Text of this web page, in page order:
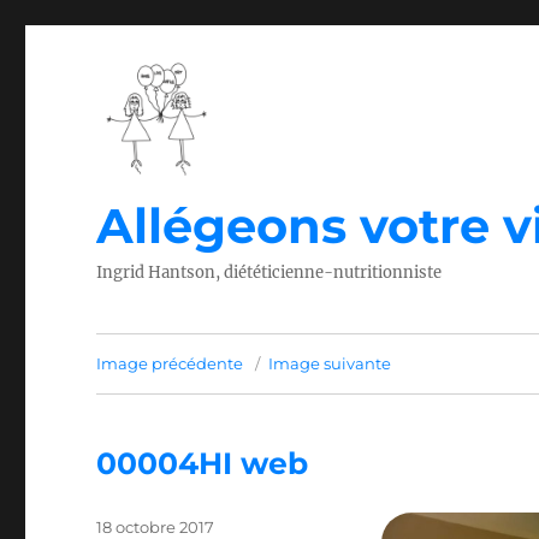
Allégeons votre
Ingrid Hantson, diététicienne-nutritionniste
Image précédente Image suivante
00004HI web
Publié
18 octobre 2017